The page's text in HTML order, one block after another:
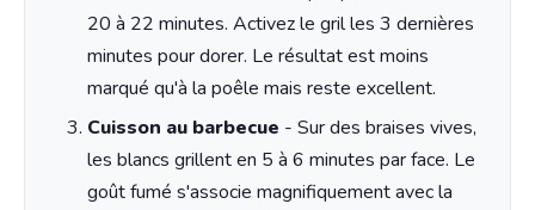
20 à 22 minutes. Activez le gril les 3 dernières
minutes pour dorer. Le résultat est moins
marqué qu'à la poêle mais reste excellent.
Cuisson au barbecue - Sur des braises vives,
les blancs grillent en 5 à 6 minutes par face. Le
goût fumé s'associe magnifiquement avec la